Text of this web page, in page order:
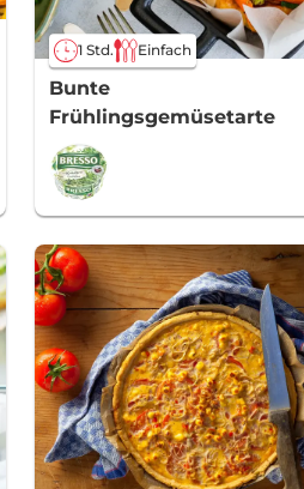
1 Std. Einfach
Bunte
Frühlingsgemüsetarte